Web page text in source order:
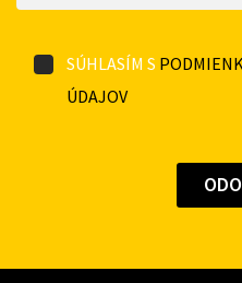
SÚHLASÍM S
ÚDAJOV